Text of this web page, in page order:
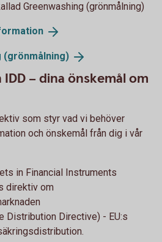
Greenwashing (grönmålning)
(grönmålning)
IDD – dina önskemål om
som styr vad vi behöver
och önskemål från dig i vår
in Financial Instruments
direktiv om
Distribution Directive) - EU:s